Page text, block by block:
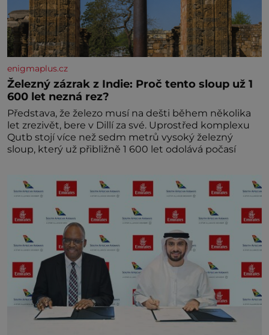
enigmaplus.cz
Železný zázrak z Indie: Proč tento sloup už 1
600 let nezná rez?
Představa, že železo musí na dešti během několika
let zrezivět, bere v Dillí za své. Uprostřed komplexu
Qutb stojí více než sedm metrů vysoký železný
sloup, který už přibližně 1 600 let odolává počasí